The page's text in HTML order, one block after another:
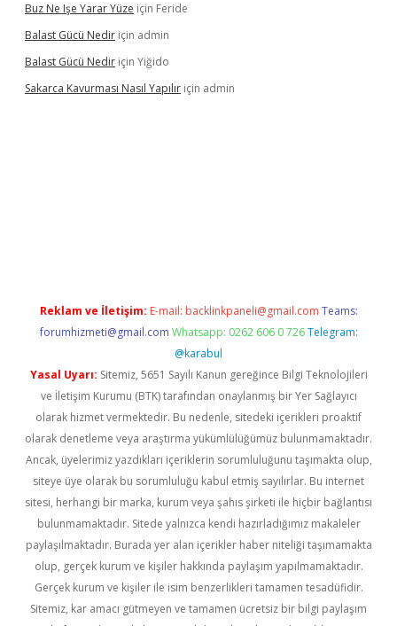
Buz Ne Işe Yarar Yüze için Feride
Balast Gücü Nedir için admin
Balast Gücü Nedir için Yiğido
Sakarca Kavurması Nasıl Yapılır için admin
Reklam ve İletişim: E-mail: backlinkpaneli@gmail.com Teams:
forumhizmeti@gmail.com Whatsapp: 0262 606 0 726 Telegram:
@karabul
Yasal Uyarı: Sitemiz, 5651 Sayılı Kanun gereğince Bilgi Teknolojileri
ve İletişim Kurumu (BTK) tarafından onaylanmış bir Yer Sağlayıcı
olarak hizmet vermektedir. Bu nedenle, sitedeki içerikleri proaktif
olarak denetleme veya araştırma yükümlülüğümüz bulunmamaktadır.
Ancak, üyelerimiz yazdıkları içeriklerin sorumluluğunu taşımakta olup,
siteye üye olarak bu sorumluluğu kabul etmiş sayılırlar. Bu internet
sitesi, herhangi bir marka, kurum veya şahıs şirketi ile hiçbir bağlantısı
bulunmamaktadır. Sitede yalnızca kendi hazırladığımız makaleler
paylaşılmaktadır. Burada yer alan içerikler haber niteliği taşımamakta
olup, gerçek kurum ve kişiler hakkında paylaşım yapılmamaktadır.
Gerçek kurum ve kişiler ile isim benzerlikleri tamamen tesadüfidir.
Sitemiz, kar amacı gütmeyen ve tamamen ücretsiz bir bilgi paylaşım